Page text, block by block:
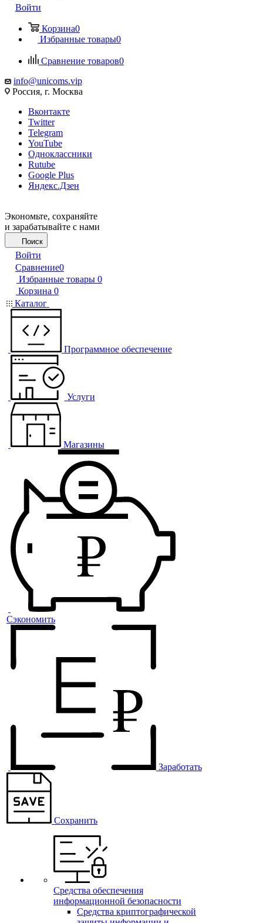
Войти
Корзина0
Избранные товары0
Сравнение товаров0
info@unicoms.vip
Россия, г. Москва
Вконтакте
Twitter
Telegram
YouTube
Одноклассники
Rutube
Google Plus
Яндекс.Дзен
Экономьте, сохраняйте
и зарабатывайте с нами
Поиск
Войти
Сравнение0
Избранные товары 0
Корзина 0
Каталог
Программное обеспечение
Услуги
Магазины
Сэкономить
Заработать
Сохранить
Средства обеспечения
информационной безопасности
Средства криптографической